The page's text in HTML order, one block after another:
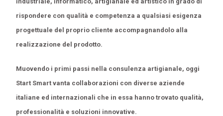
rispondere con qualità e competenza a qualsiasi esigenza
progettuale del proprio cliente accompagnandolo alla
realizzazione del prodotto.
Muovendo i primi passi nella consulenza artigianale, oggi
Start Smart vanta collaborazioni con diverse aziende
italiane ed internazionali che in essa hanno trovato qualità,
professionalità e soluzioni innovative.